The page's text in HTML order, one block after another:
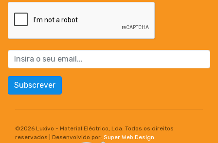
Subscrever
©2026 Luxivo - Material Eléctrico, Lda. Todos os direitos
reservados | Desenvolvido por: Super Web Design